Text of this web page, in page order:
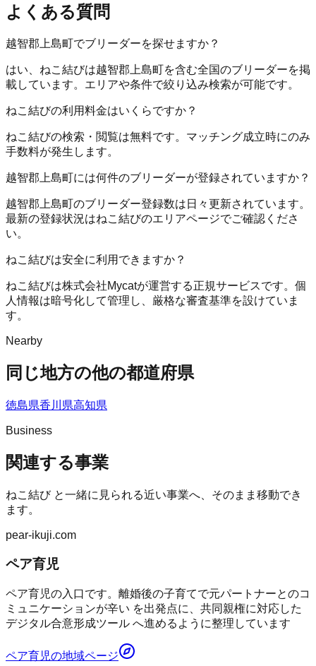
よくある質問
越智郡上島町でブリーダーを探せますか？
はい、ねこ結びは越智郡上島町を含む全国のブリーダーを掲
載しています。エリアや条件で絞り込み検索が可能です。
ねこ結びの利用料金はいくらですか？
ねこ結びの検索・閲覧は無料です。マッチング成立時にのみ
手数料が発生します。
越智郡上島町には何件のブリーダーが登録されていますか？
越智郡上島町のブリーダー登録数は日々更新されています。
最新の登録状況はねこ結びのエリアページでご確認くださ
い。
ねこ結びは安全に利用できますか？
ねこ結びは株式会社Mycatが運営する正規サービスです。個
人情報は暗号化して管理し、厳格な審査基準を設けていま
す。
Nearby
同じ地方の他の都道府県
徳島県香川県高知県
Business
関連する事業
ねこ結びと一緒に見られる近い事業へ、そのまま移動でき
ます。
pear-ikuji.com
ペア育児
ペア育児の入口です。離婚後の子育てで元パートナーとのコ
ミュニケーションが辛い を出発点に、共同親権に対応した
デジタル合意形成ツール へ進めるように整理しています
ペア育児の地域ページ